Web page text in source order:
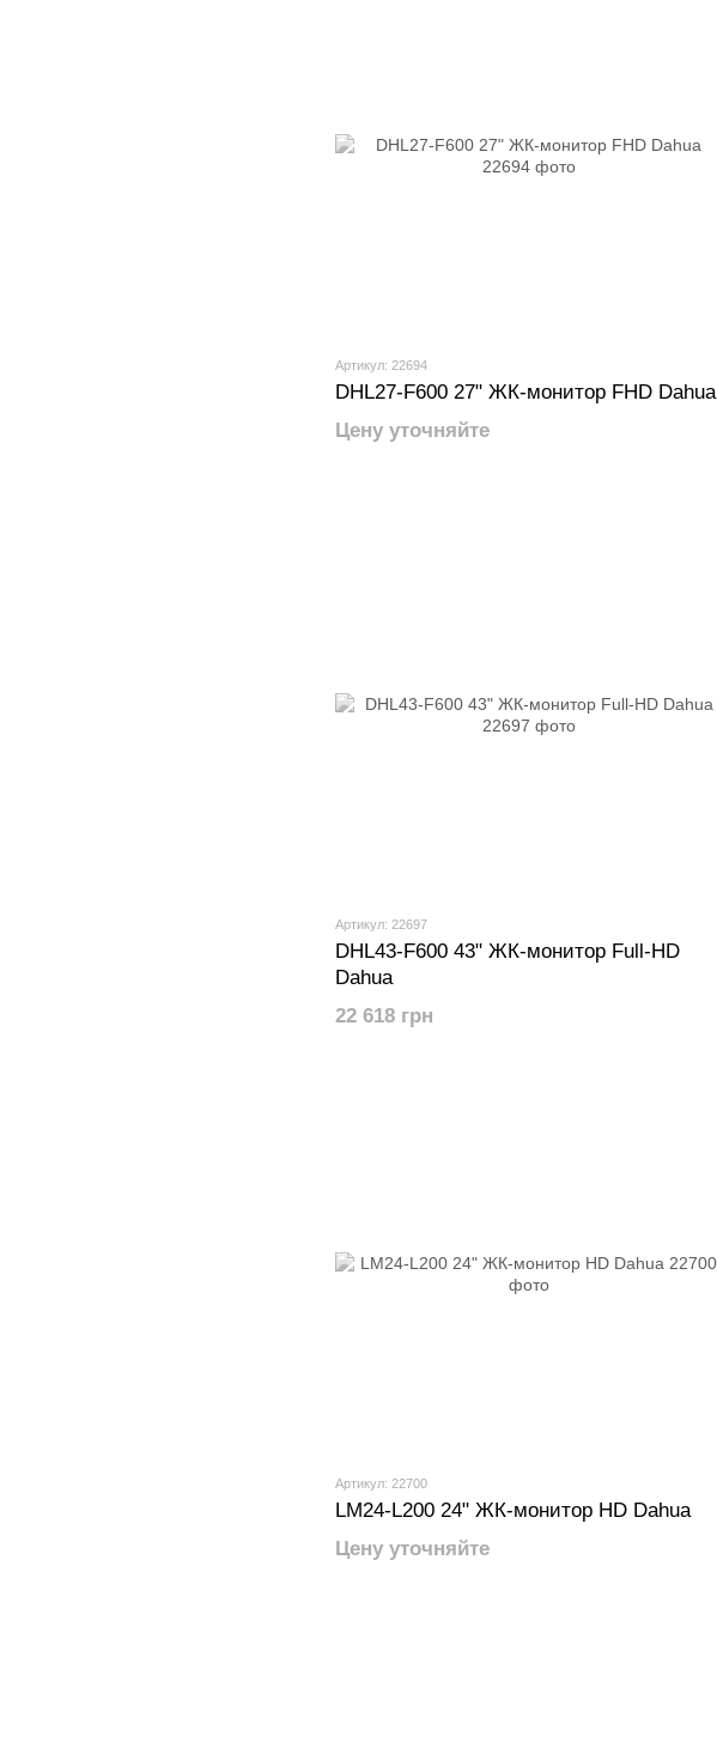
Артикул: 22694
DHL27-F600 27" ЖК-монитор FHD Dahua
Цену уточняйте
Артикул: 22697
DHL43-F600 43" ЖК-монитор Full-HD
Dahua
22 618 грн
Артикул: 22700
LM24-L200 24" ЖК-монитор HD Dahua
Цену уточняйте